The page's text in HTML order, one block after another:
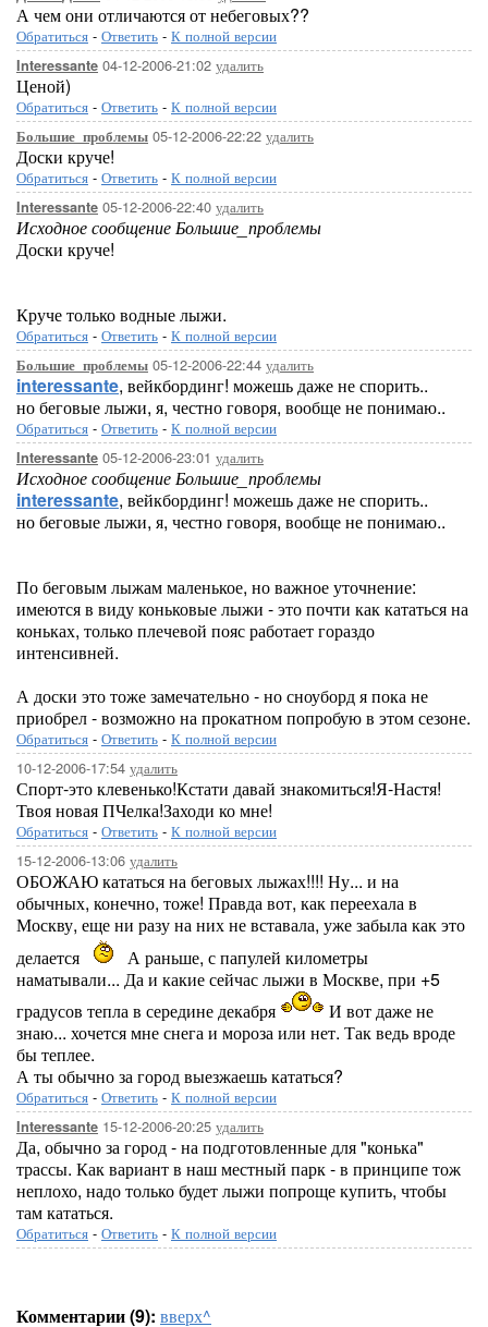
А чем они отличаются от небеговых??
Обратиться - Ответить - К полной версии
Interessante 04-12-2006-21:02 удалить
Ценой)
Обратиться - Ответить - К полной версии
Большие_проблемы 05-12-2006-22:22 удалить
Доски круче!
Обратиться - Ответить - К полной версии
Interessante 05-12-2006-22:40 удалить
Исходное сообщение Большие_проблемы
Доски круче!
Круче только водные лыжи.
Обратиться - Ответить - К полной версии
Большие_проблемы 05-12-2006-22:44 удалить
interessante, вейкбординг! можешь даже не спорить..
но беговые лыжи, я, честно говоря, вообще не понимаю..
Обратиться - Ответить - К полной версии
Interessante 05-12-2006-23:01 удалить
Исходное сообщение Большие_проблемы
interessante, вейкбординг! можешь даже не спорить..
но беговые лыжи, я, честно говоря, вообще не понимаю..
По беговым лыжам маленькое, но важное уточнение:
имеются в виду коньковые лыжи - это почти как кататься на
коньках, только плечевой пояс работает гораздо
интенсивней.
А доски это тоже замечательно - но сноуборд я пока не
приобрел - возможно на прокатном попробую в этом сезоне.
Обратиться - Ответить - К полной версии
10-12-2006-17:54 удалить
Спорт-это клевенько!Кстати давай знакомиться!Я-Настя!
Твоя новая ПЧелка!Заходи ко мне!
Обратиться - Ответить - К полной версии
15-12-2006-13:06 удалить
ОБОЖАЮ кататься на беговых лыжах!!!! Ну... и на
обычных, конечно, тоже! Правда вот, как переехала в
Москву, еще ни разу на них не вставала, уже забыла как это
делается
А раньше, с папулей километры
наматывали... Да и какие сейчас лыжи в Москве, при +5
градусов тепла в середине декабря
И вот даже не
знаю... хочется мне снега и мороза или нет. Так ведь вроде
бы теплее.
А ты обычно за город выезжаешь кататься?
Обратиться - Ответить - К полной версии
Interessante 15-12-2006-20:25 удалить
Да, обычно за город - на подготовленные для "конька"
трассы. Как вариант в наш местный парк - в принципе тож
неплохо, надо только будет лыжи попроще купить, чтобы
там кататься.
Обратиться - Ответить - К полной версии
Комментарии (9): вверх^